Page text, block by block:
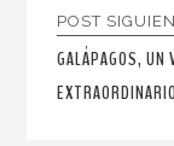
POST
GALÁPAGOS, UN
EXTRAORDINARIO